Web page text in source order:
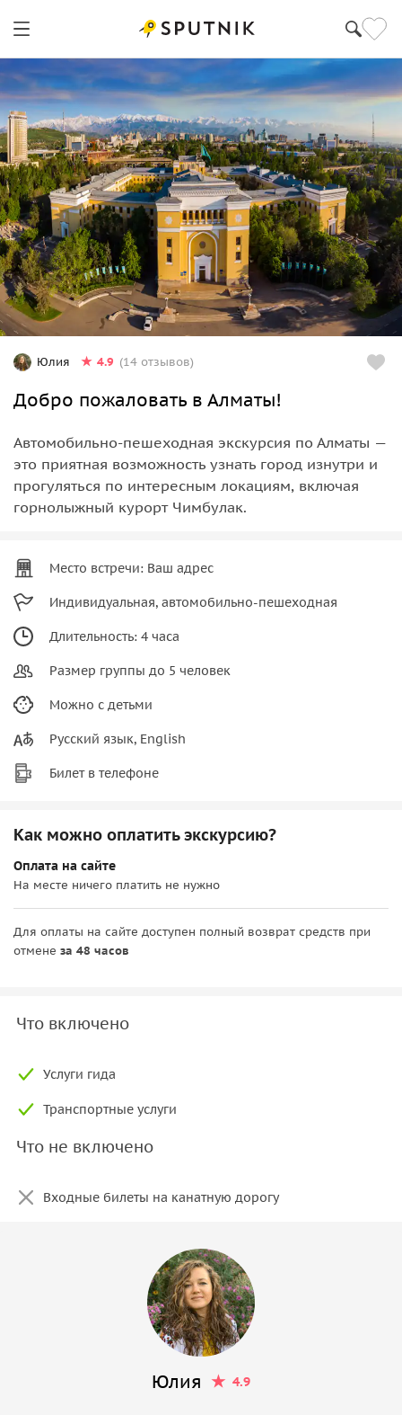
Юлия 4.9 (14 отзывов)
Добро пожаловать в Алматы!
Автомобильно-пешеходная экскурсия по Алматы —
это приятная возможность узнать город изнутри и
прогуляться по интересным локациям, включая
горнолыжный курорт Чимбулак.
Место встречи: Ваш адрес
Индивидуальная, автомобильно-пешеходная
Длительность: 4 часа
Размер группы до 5 человек
Можно с детьми
Русский язык, English
Билет в телефоне
Как можно оплатить экскурсию?
Оплата на сайте
На месте ничего платить не нужно
Для оплаты на сайте доступен полный возврат средств при
отмене за 48 часов
Что включено
Услуги гида
Транспортные услуги
Что не включено
Входные билеты на канатную дорогу
Юлия 4.9